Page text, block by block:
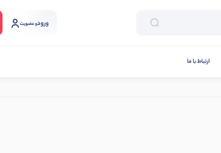
ورودو عضویت
ارتباط با ما